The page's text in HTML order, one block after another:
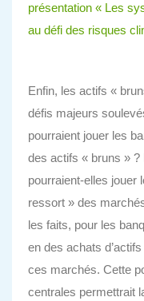
présentation « Les
au défi des risques
Enfin, les actifs «
défis majeurs
pourraient jouer les
des actifs « bruns »
pourraient-elles jouer
ressort » des
les faits, pour les
en des achats
ces marchés. Cette
centrales permettrait